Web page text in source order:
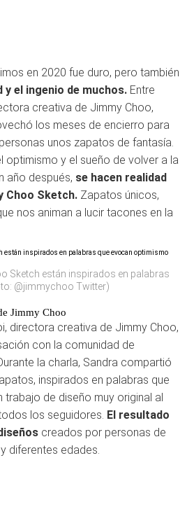
en 2020 fue duro, pero también
el ingenio de muchos. Entre
creativa de Jimmy Choo,
los meses de encierro para
unos zapatos de fantasía.
optimismo y el sueño de volver a la
año después, se hacen realidad
Choo Sketch. Zapatos únicos,
nos animan a lucir tacones en la
Sketch están inspirados en palabras
@jimmychoo Twitter)
Jimmy Choo
directora creativa de Jimmy Choo,
con la comunidad de
la charla, Sandra compartió
inspirados en palabras que
trabajo de diseño muy original al
los seguidores. El resultado
creados por personas de
diferentes edades.